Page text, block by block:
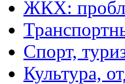
ЖКХ:
Спорт,
Культура,